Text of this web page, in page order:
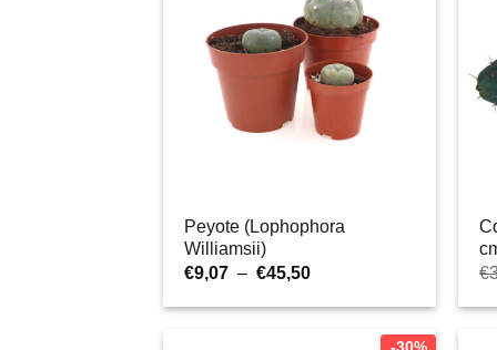
Peyote (Lophophora
Williamsii)
€9,07 – €45,50Plage
prix :
€
-30%